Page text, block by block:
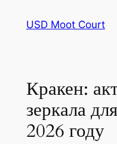
USD Moot Court
Кракен:
зеркала
2026 году